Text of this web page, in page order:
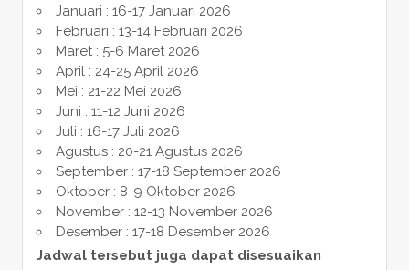
Januari : 16-17 Januari 2026
Februari : 13-14 Februari 2026
Maret : 5-6 Maret 2026
April : 24-25 April 2026
Mei : 21-22 Mei 2026
Juni : 11-12 Juni 2026
Juli : 16-17 Juli 2026
Agustus : 20-21 Agustus 2026
September : 17-18 September 2026
Oktober : 8-9 Oktober 2026
November : 12-13 November 2026
Desember : 17-18 Desember 2026
Jadwal tersebut juga dapat disesuaikan